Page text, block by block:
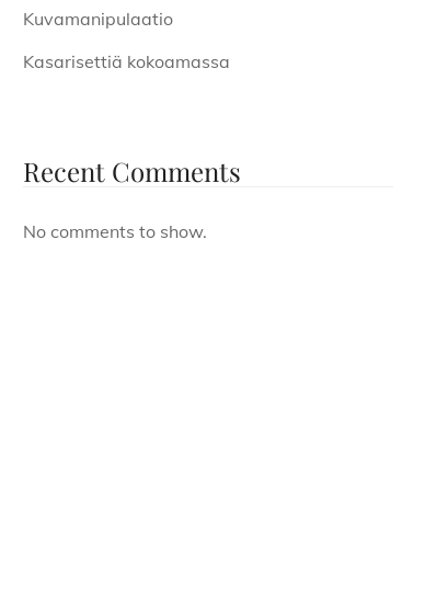
Kuvamanipulaatio
Kasarisettiä kokoamassa
Recent Comments
No comments to show.